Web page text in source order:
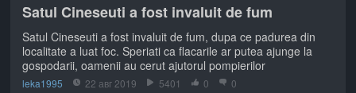
Satul Cineseuti a fost invaluit de fum
Satul Cineseuti a fost invaluit de fum, dupa ce padurea din
localitate a luat foc. Speriati ca flacarile ar putea ajunge la
gospodarii, oamenii au cerut ajutorul pompierilor
leka1995 22 авг 2019 5401 0 0